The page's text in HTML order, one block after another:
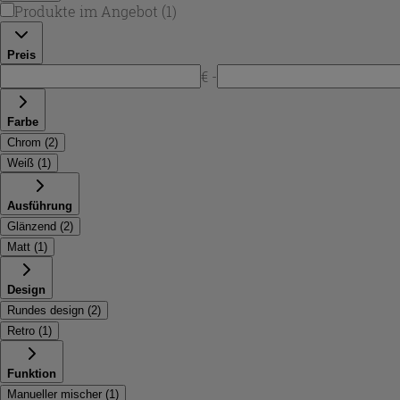
Produkte im Angebot (1)
Preis
€ -
Farbe
Chrom (2)
Weiß (1 )
Ausführung
Glänzend (2)
Matt (1 )
Design
Rundes design (2)
Retro (1 )
Funktion
Manueller mischer (1 )